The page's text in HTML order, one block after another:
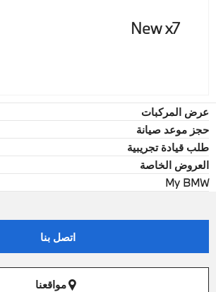
New x7
عرض المركبات
حجز موعد صيانة
طلب قيادة تجريبية
العروض الخاصة
My BMW
اتصل بنا
مواقعنا